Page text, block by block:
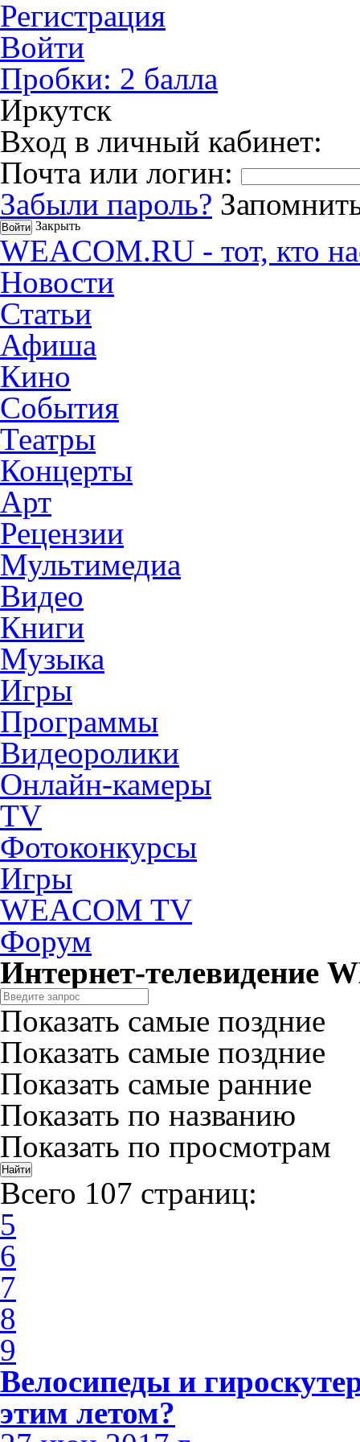
Регистрация
Войти
Пробки: 2 балла
Иркутск
Вход в личный кабинет:
Почта или логин:
Забыли пароль?
Закрыть
WEACOM.RU - тот, кто
Новости
Статьи
Афиша
Кино
События
Театры
Концерты
Арт
Рецензии
Мультимедиа
Видео
Книги
Музыка
Игры
Программы
Видеоролики
Онлайн-камеры
TV
Фотоконкурсы
Игры
WEACOM TV
Форум
Интернет-телевидение
Показать самые поздние
Показать самые поздние
Показать самые ранние
Показать по названию
Показать по просмотрам
Всего 107 страниц:
5
6
7
8
9
Велосипеды и
этим летом?